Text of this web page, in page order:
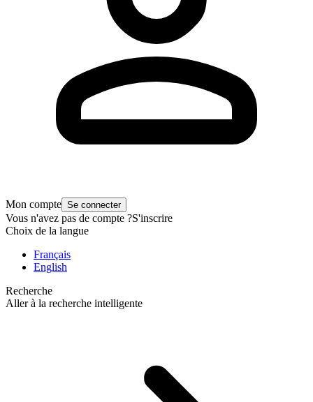
Mon compte Se connecter
Vous n'avez pas de compte ?S'inscrire
Choix de la langue
Français
English
Recherche
Aller à la recherche intelligente